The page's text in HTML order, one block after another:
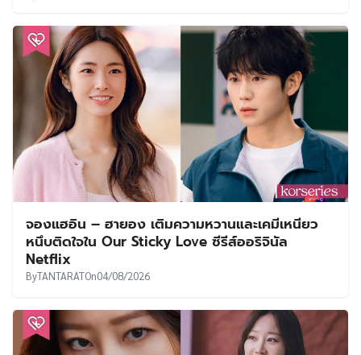
จองแฮอิน – ฮายอง เติมความหวานและเคมีเหนียว
หนึบติดใจใน Our Sticky Love ซีรีส์ออริจินัล
Netflix
ByTANTARATOn04/08/2026